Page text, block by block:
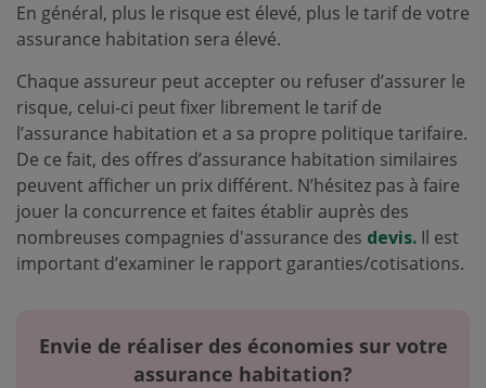
En général, plus le risque est élevé, plus le tarif de votre
assurance habitation sera élevé.
Chaque assureur peut accepter ou refuser d’assurer le
risque, celui-ci peut fixer librement le tarif de
l’assurance habitation et a sa propre politique tarifaire.
De ce fait, des offres d’assurance habitation similaires
peuvent afficher un prix différent. N’hésitez pas à faire
jouer la concurrence et faites établir auprès des
nombreuses compagnies d'assurance des devis. Il est
important d’examiner le rapport garanties/cotisations.
Envie de réaliser des économies sur votre
assurance habitation?